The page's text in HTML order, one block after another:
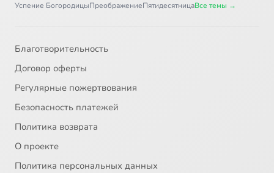
Успение БогородицыПреображениеПятидесятницаВсе темы →
Благотворительность
Договор оферты
Регулярные пожертвования
Безопасность платежей
Политика возврата
О проекте
Политика персональных данных